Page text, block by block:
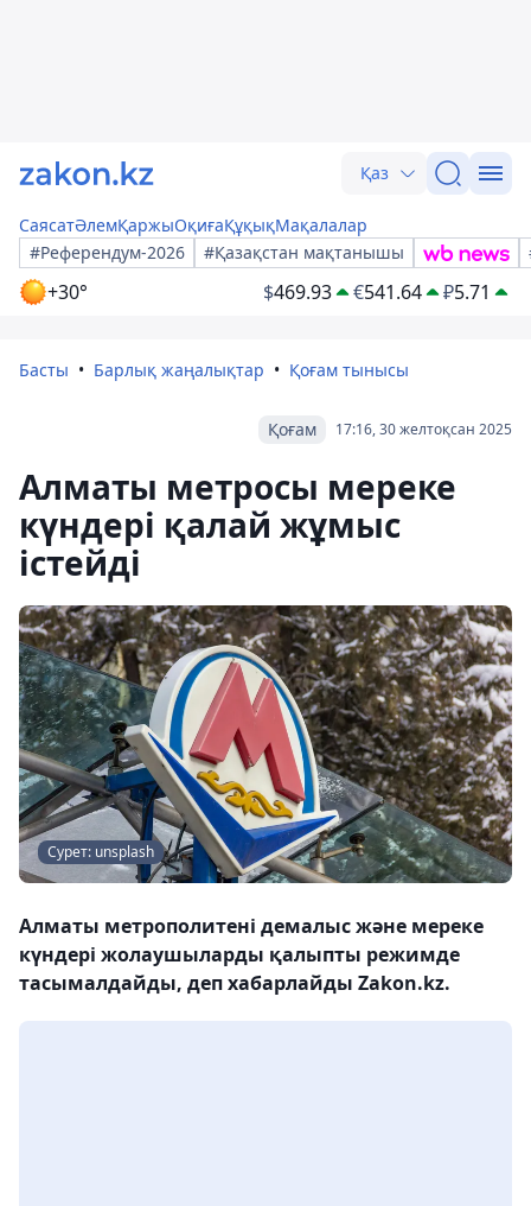
Қаз
СаясатӘлемҚаржыОқиғаҚұқықМақалалар
#Референдум-2026
#Қазақстан мақтанышы
+30° $469.93 €541.64 ₽5.71
Басты Барлық жаңалықтар Қоғам тынысы
17:16, 30 желтоқсан 2025
Қоғам
Алматы метросы мереке
күндері қалай жұмыс
істейді
Сурет: unsplash
Алматы метрополитені демалыс және мереке
күндері жолаушыларды қалыпты режимде
тасымалдайды, деп хабарлайды Zakon.kz.